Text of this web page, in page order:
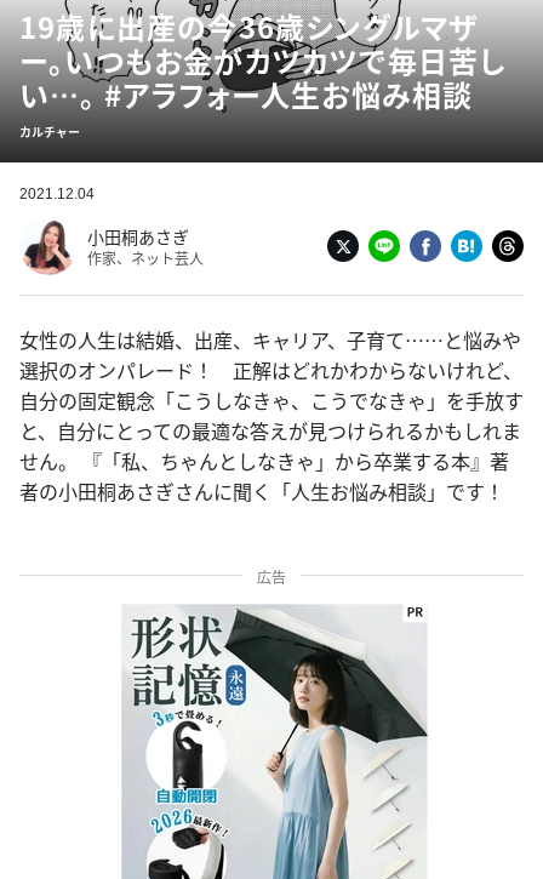
19歳に出産の今36歳シングルマザ
ー。いつもお金がカツカツで毎日苦し
い…。 #アラフォー人生お悩み相談
カルチャー
2021.12.04
小田桐あさぎ
作家、ネット芸人
女性の人生は結婚、出産、キャリア、子育て……と悩みや
選択のオンパレード！ 正解はどれかわからないけれど、
自分の固定観念「こうしなきゃ、こうでなきゃ」を手放す
と、自分にとっての最適な答えが見つけられるかもしれま
せん。 『「私、ちゃんとしなきゃ」から卒業する本』著
者の小田桐あさぎさんに聞く「人生お悩み相談」です！
広告